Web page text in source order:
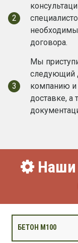
2
договора.
3
Мы
следующий
компанию и
доставке, а
Наши
БЕТОН М100